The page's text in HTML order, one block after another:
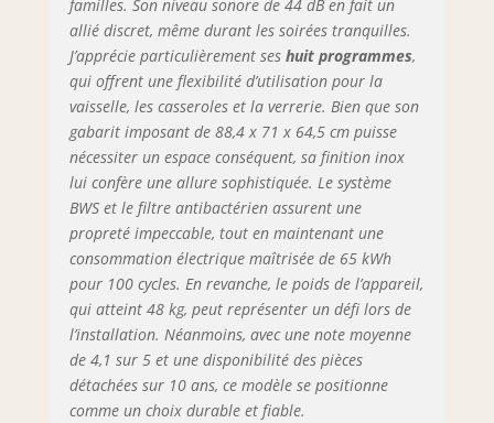
clarifié est filtrée et
stockée dans un
réservoir à utiliser
dans le lavage
suivant 8
Programmes:
Choisissez le
programme qui
convient le mieux à
vos besoins en
fonction de ce que
vous avez à laver:
pots, plats
quotidiens, verrerie
délicate, etc
Réglage dans le
temps et la
température Un
familles. Son niveau sonore de 44 dB en fait un
allié discret, même durant les soirées tranquilles.
J’apprécie particulièrement ses huit programmes,
qui offrent une flexibilité d’utilisation pour la
vaisselle, les casseroles et la verrerie. Bien que son
gabarit imposant de 88,4 x 71 x 64,5 cm puisse
nécessiter un espace conséquent, sa finition inox
lui confère une allure sophistiquée. Le système
BWS et le filtre antibactérien assurent une
propreté impeccable, tout en maintenant une
consommation électrique maîtrisée de 65 kWh
pour 100 cycles. En revanche, le poids de l’appareil,
qui atteint 48 kg, peut représenter un défi lors de
l’installation. Néanmoins, avec une note moyenne
de 4,1 sur 5 et une disponibilité des pièces
détachées sur 10 ans, ce modèle se positionne
comme un choix durable et fiable.